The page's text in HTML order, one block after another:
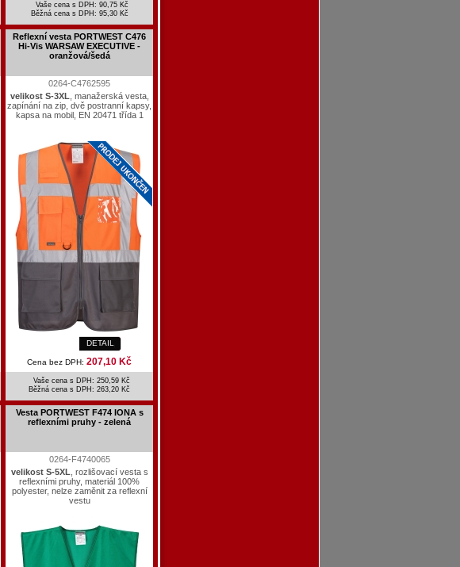
Vaše cena s DPH: 90,75 Kč
Běžná cena s DPH: 95,30 Kč
Reflexní vesta PORTWEST C476
Hi-Vis WARSAW EXECUTIVE -
oranžová/šedá
0264-C4762595
velikost S-3XL , manažerská vesta,
zapínání na zip, dvě postranní kapsy,
kapsa na mobil, EN 20471 třída 1
DETAIL
Cena bez DPH: 207,10 Kč
Vaše cena s DPH: 250,59 Kč
Běžná cena s DPH: 263,20 Kč
Vesta PORTWEST F474 IONA s
reflexními pruhy - zelená
0264-F4740065
velikost S-5XL , rozlišovací vesta s
reflexními pruhy, materiál 100%
polyester, nelze zaměnit za reflexní
vestu